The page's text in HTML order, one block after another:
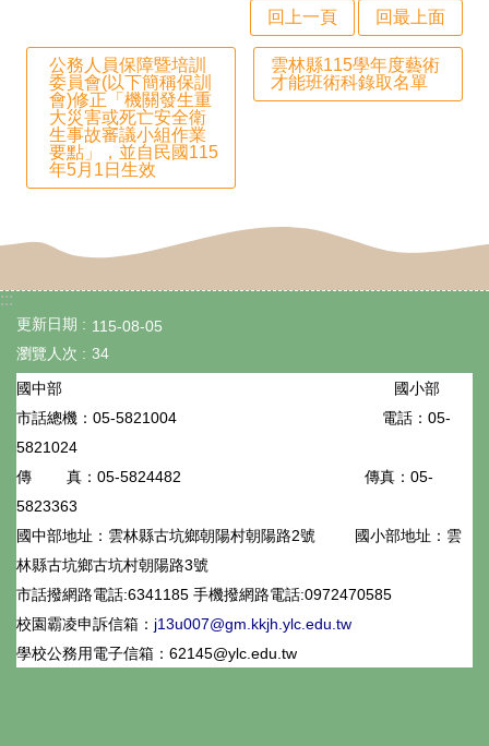
載
計
畫
資
安
維
護
計
畫
性
平
專
回上一頁 回最上面
公務人員保障暨培訓
委員會(以下簡稱保訓
會)修正「機關發生重
大災害或死亡安全衛
生事故審議小組作業
要點」，並自民國115
年5月1日生效
雲林縣115學年度藝術
才能班術科錄取名單
:::
更新日期
115-08-05
瀏覽人次
34
國中部 國小部
市話總機： 05-5821004
電話：05-
5821024
傳 真： 05-5824482
傳真：05-
5823363
國中部地址：雲林縣古坑鄉朝陽村朝陽路2號
國小部地址：雲
林縣古坑鄉古坑村朝陽路3號
市話撥網路電話:6341185 手機撥網路電話:0972470585
校園霸凌申訴信箱： j13u007@gm.kkjh.ylc.edu.tw
學校公務用電子信箱：62145@ylc.edu.tw